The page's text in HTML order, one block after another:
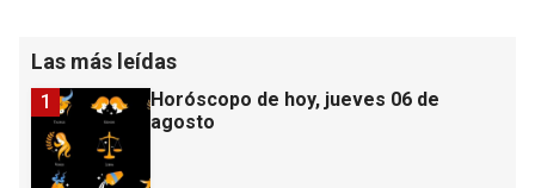
Las más leídas
Horóscopo de hoy, jueves 06 de
agosto
1